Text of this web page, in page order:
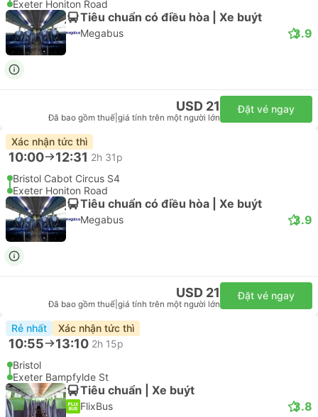
Exeter Honiton Road
Tiêu chuẩn có điều hòa | Xe buýt
Megabus 3.9
USD 21
Đã bao gồm thuế giá tính trên một người lớn
Đặt vé ngay
Xác nhận tức thì
10:00 12:31 2h 31p
Bristol Cabot Circus S4
Exeter Honiton Road
Tiêu chuẩn có điều hòa | Xe buýt
Megabus 3.9
USD 21
Đã bao gồm thuế giá tính trên một người lớn
Đặt vé ngay
Rẻ nhất Xác nhận tức thì
10:55 13:10 2h 15p
Bristol
Exeter Bampfylde St
Tiêu chuẩn | Xe buýt
FlixBus 3.8